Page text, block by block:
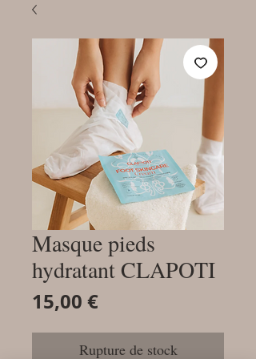
Masque pieds
hydratant CLAPOTI
15,00 €Prix
Rupture de stock